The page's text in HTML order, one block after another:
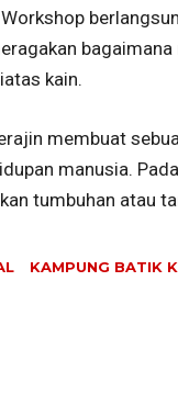
kain.
membuat
manusia.
tumbuhan atau
KAMPUNG BATIK